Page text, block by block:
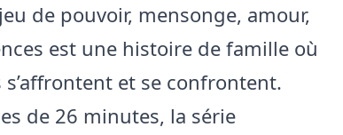
de pouvoir, mensonge, amour,
est une histoire de famille où
et se confrontent.
de 26 minutes, la série